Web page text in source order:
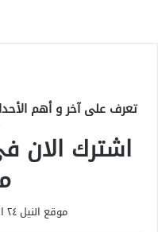
تعرف على آخر و أهم
اشترك الان
موقع النيل ٢٤ الحصري علي مدار الساعة